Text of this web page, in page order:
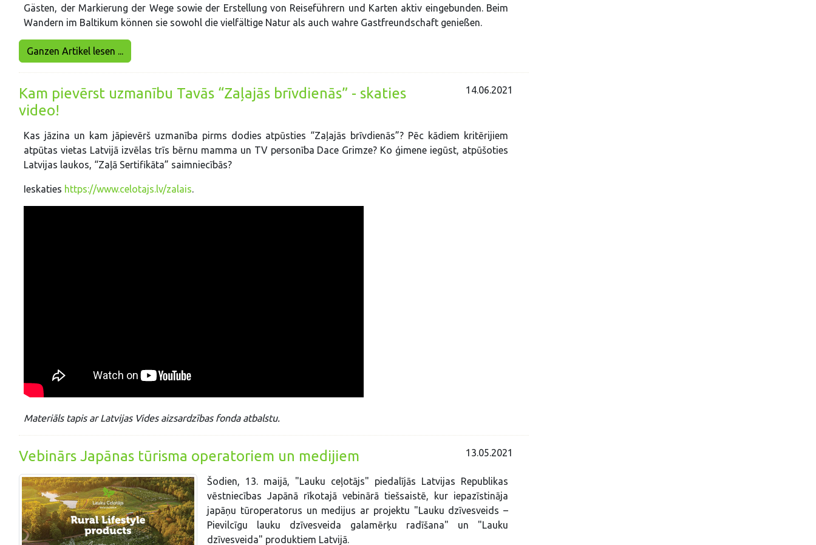
Gästen, der Markierung der Wege sowie der Erstellung von Reiseführern und Karten aktiv eingebunden. Beim
Wandern im Baltikum können sie sowohl die vielfältige Natur als auch wahre Gastfreundschaft genießen.
Ganzen Artikel lesen ...
Kam pievērst uzmanību Tavās “Zaļajās brīvdienās” - skaties
video!
14.06.2021
Kas jāzina un kam jāpievērš uzmanība pirms dodies atpūsties “Zaļajās brīvdienās”? Pēc kādiem kritērijiem
atpūtas vietas Latvijā izvēlas trīs bērnu mamma un TV personība Dace Grimze? Ko ģimene iegūst, atpūšoties
Latvijas laukos, “Zaļā Sertifikāta” saimniecībās?
Ieskaties https://www.celotajs.lv/zalais.
Materiāls tapis ar Latvijas Vides aizsardzības fonda atbalstu.
Vebinārs Japānas tūrisma operatoriem un medijiem 13.05.2021
Šodien, 13. maijā, "Lauku ceļotājs" piedalījās Latvijas Republikas
vēstniecības Japānā rīkotajā vebinārā tiešsaistē, kur iepazīstināja
japāņu tūroperatorus un medijus ar projektu "Lauku dzīvesveids –
Pievilcīgu lauku dzīvesveida galamērķu radīšana" un "Lauku
dzīvesveida" produktiem Latvijā.